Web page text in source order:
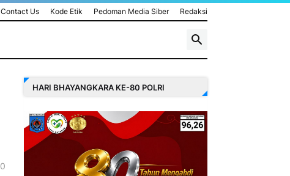
Contact Us Kode Etik Pedoman Media Siber Redaksi
0
HARI BHAYANGKARA KE-80 POLRI